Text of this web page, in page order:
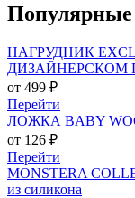
Популярные
НАГРУДНИК
ДИЗАЙНЕРСКОМ
от 499 ₽
Перейти
ЛОЖКА BABY
от 126 ₽
Перейти
MONSTERA
из силикона